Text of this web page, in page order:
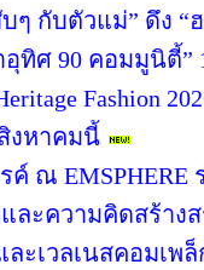
บๆ กับตัวแม่” ดึง
ทิศ 90 คอมมูนิตี้”
Fashion
งหาคมนี้
ณ
ะความคิดสร้างส
ะเวลเนสคอมเพ